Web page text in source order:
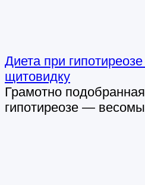
Диета при
щитовидку
Грамотно
гипотиреозе —